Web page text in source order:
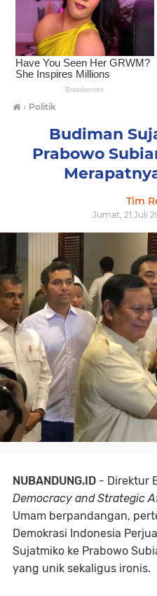
› Politik
Budiman
Prabowo
Tim
Jumat, 21 Juli
NUBANDUNG.ID - Direktur
Democracy and Strategic
Umam berpandangan,
Demokrasi Indonesia
Sujatmiko ke Prabowo
yang unik sekaligus ironis.